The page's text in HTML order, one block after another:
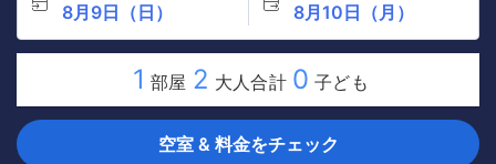
8月9日（日） 8月10日（月）
1 部屋 2 大人合計 0 子ども
空室 & 料金をチェック